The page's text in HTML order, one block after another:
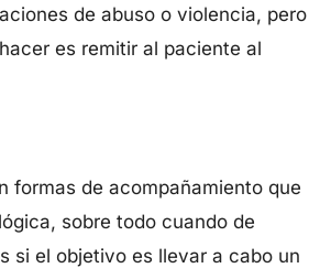
de abuso o violencia, pero
es remitir al paciente al
formas de acompañamiento que
sobre todo cuando de
si el objetivo es llevar a cabo un